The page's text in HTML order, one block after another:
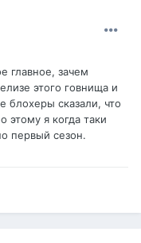
главное, зачем
этого гoвнищa и
блохеры сказали, что
этому я когда таки
первый сезон.